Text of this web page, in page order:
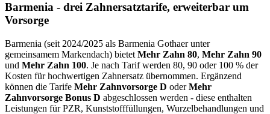
Barmenia - drei Zahnersatztarife, erweiterbar um
Vorsorge
Barmenia (seit 2024/2025 als Barmenia Gothaer unter
gemeinsamem Markendach) bietet Mehr Zahn 80, Mehr Zahn 90
und Mehr Zahn 100. Je nach Tarif werden 80, 90 oder 100 % der
Kosten für hochwertigen Zahnersatz übernommen. Ergänzend
können die Tarife Mehr Zahnvorsorge D oderMehr
Zahnvorsorge Bonus D abgeschlossen werden - diese enthalten
Leistungen für PZR, Kunststofffüllungen, Wurzelbehandlungen und